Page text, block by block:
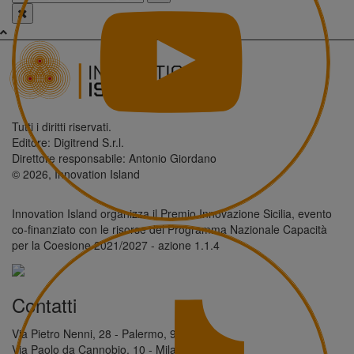
Tutti i diritti riservati.
Editore: Digitrend S.r.l.
Direttore responsabile: Antonio Giordano
© 2026, Innovation Island
Innovation Island organizza il Premio Innovazione Sicilia, evento
co-finanziato con le risorse del Programma Nazionale Capacità
per la Coesione 2021/2027 - azione 1.1.4
Contatti
Via Pietro Nenni, 28 - Palermo, 90146
Via Paolo da Cannobio, 10 - Milano, 20123